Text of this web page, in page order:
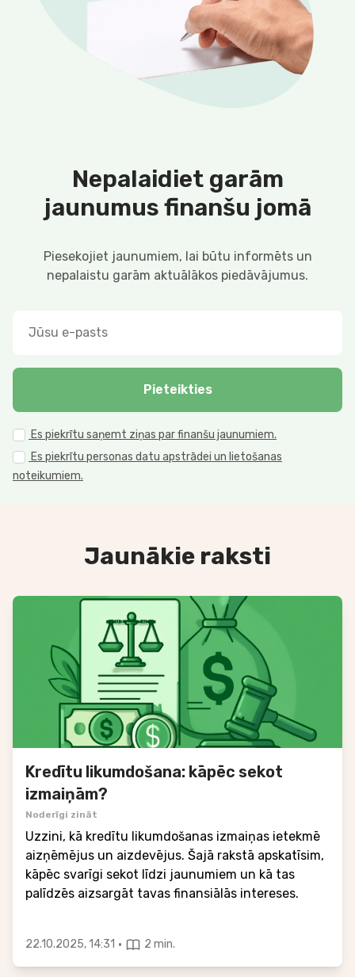
Nepalaidiet garām
jaunumus finanšu jomā
Piesekojiet jaunumiem, lai būtu informēts un
nepalaistu garām aktuālākos piedāvājumus.
Pieteikties
Es piekrītu saņemt ziņas par finanšu jaunumiem.
Es piekrītu personas datu apstrādei un lietošanas
noteikumiem.
Jaunākie raksti
Kredītu likumdošana: kāpēc sekot
izmaiņām?
Noderīgi zināt
Uzzini, kā kredītu likumdošanas izmaiņas ietekmē
aizņēmējus un aizdevējus. Šajā rakstā apskatīsim,
kāpēc svarīgi sekot līdzi jaunumiem un kā tas
palīdzēs aizsargāt tavas finansiālās intereses.
22.10.2025, 14:31 · 2 min.